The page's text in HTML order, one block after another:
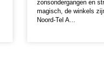
zonsondergangen en
magisch, de winkels
Noord-Tel A...